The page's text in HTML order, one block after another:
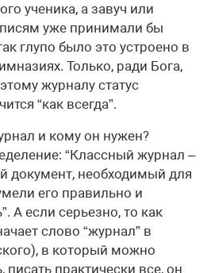
ученика, а завуч или
уже принимали бы
глупо было это устроено в
Только, ради Бога,
журналу статус
“как всегда”.
и кому он нужен?
“Классный журнал –
документ, необходимый для
его правильно и
А если серьезно, то как
слово “журнал” в
в который можно
писать практически все, он